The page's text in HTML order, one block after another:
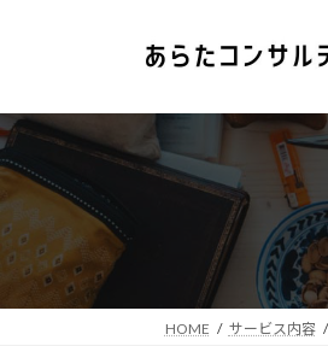
ツ
へ
キ
シ
ョ
に
HOME サービス内容